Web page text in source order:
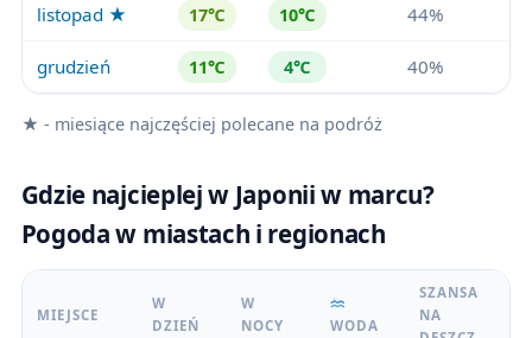
listopad ★ 17℃ 10℃ 44%
grudzień 11℃ 4℃ 40%
★ - miesiące najczęściej polecane na podróż
Gdzie najcieplej w Japonii w marcu?
Pogoda w miastach i regionach
MIEJSCE
W
DZIEŃ
W
NOCY
WODA
SZANSA
NA